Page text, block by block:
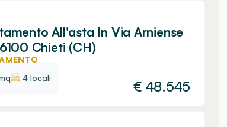
All'asta In Via Arniense
Chieti (CH)
4 locali
€ 48.545